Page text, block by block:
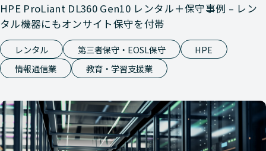
Nutanix HCI
Nutanix
HCI HPE DX
V2
Nutanix
HCI HPE DX
HPE ProLiant DL360 Gen10 レンタル＋保守事例 – レン
タル機器にもオンサイト保守を付帯
レンタル 第三者保守・EOSL保守
HPE
情報通信業
教育・学習支援業